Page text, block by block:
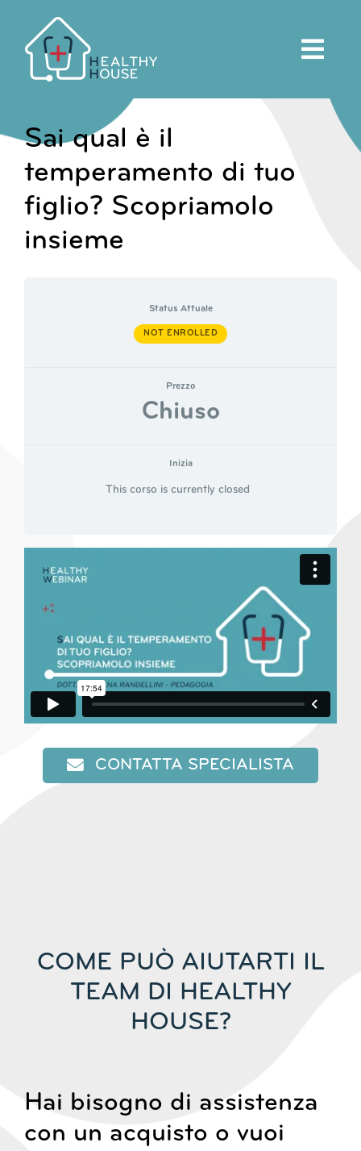
contenuto
Sai qual è il
temperamento di tuo
figlio? Scopriamolo
insieme
Status Attuale
NOT ENROLLED
Prezzo
Chiuso
Inizia
This corso is currently closed
CONTATTA SPECIALISTA
COME PUÒ AIUTARTI IL
TEAM DI HEALTHY
HOUSE?
Hai bisogno di assistenza
con un acquisto o vuoi